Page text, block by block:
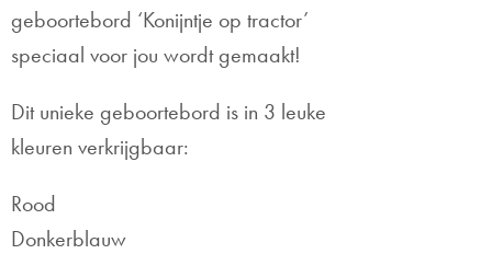
geboortebord ‘Konijntje op tractor’
speciaal voor jou wordt gemaakt!
Dit unieke geboortebord is in 3 leuke
kleuren verkrijgbaar:
Rood
Donkerblauw